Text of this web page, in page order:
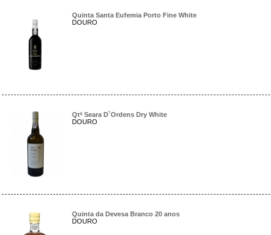
Quinta Santa Eufemia Porto Fine White
DOURO
Qtª Seara D`Ordens Dry White
DOURO
Quinta da Devesa Branco 20 anos
DOURO